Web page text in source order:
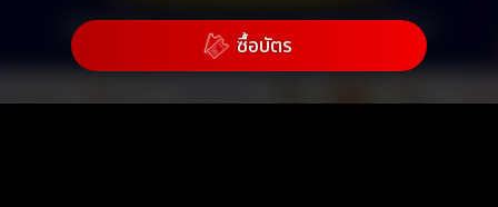
ซื้อบัตร